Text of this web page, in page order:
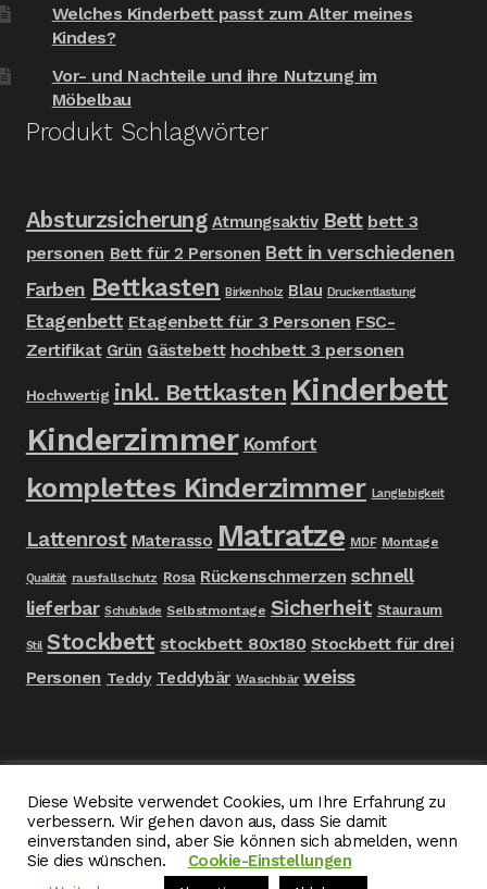
Welches Kinderbett passt zum Alter meines
Kindes?
Vor- und Nachteile und ihre Nutzung im
Möbelbau
Produkt Schlagwörter
Absturzsicherung Atmungsaktiv Bett bett 3
personen Bett für 2 Personen Bett in verschiedenen
Farben Bettkasten Birkenholz Blau Druckentlastung
Etagenbett Etagenbett für 3 Personen FSC-
Zertifikat Grün Gästebett hochbett 3 personen
Hochwertig inkl. Bettkasten Kinderbett
Kinderzimmer Komfort
komplettes Kinderzimmer Langlebigkeit
Lattenrost Materasso Matratze MDF Montage
Qualität rausfallschutz Rosa Rückenschmerzen schnell
lieferbar Schublade Selbstmontage Sicherheit Stauraum
Stil Stockbett stockbett 80x180 Stockbett für drei
Personen Teddy Teddybär Waschbär weiss
© Gulya Péter | Herdwebsites | Traumkinderzimmer
2026
Seite mit den allgemeinen
Diese Website verwendet Cookies, um Ihre Erfahrung zu
verbessern. Wir gehen davon aus, dass Sie damit
einverstanden sind, aber Sie können sich abmelden, wenn
Sie dies wünschen.
Cookie-Einstellungen